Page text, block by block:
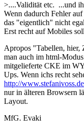
>....Validität etc. ...und
Wenn dadurch Fehler
das "eigentlich" nicht
Erst recht auf Mobiles
Apropos "Tabellen, hier,
man auch im html-
mitgelieferte CKE im
Ups. Wenn ichs recht
http://
nur in älteren Browsern
Layout.
MfG. Evaki